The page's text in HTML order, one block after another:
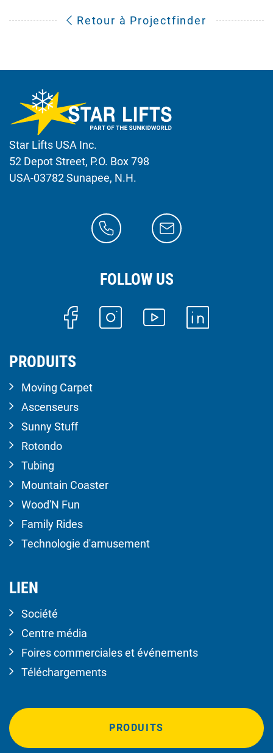
Retour à Projectfinder
Star Lifts USA Inc.
52 Depot Street, P.O. Box 798
USA-03782 Sunapee, N.H.
FOLLOW US
PRODUITS
Moving Carpet
Ascenseurs
Sunny Stuff
Rotondo
Tubing
Mountain Coaster
Wood'N Fun
Family Rides
Technologie d'amusement
LIEN
Société
Centre média
Foires commerciales et événements
Téléchargements
PRODUITS